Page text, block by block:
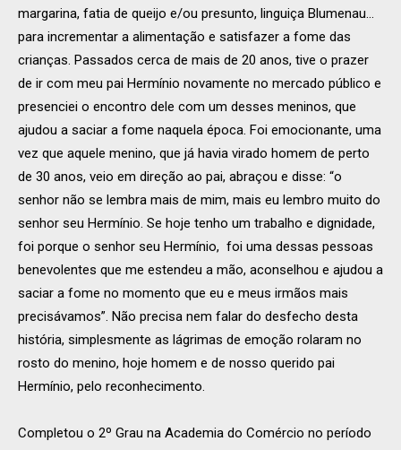
margarina, fatia de queijo e/ou presunto, linguiça Blumenau…
para incrementar a alimentação e satisfazer a fome das
crianças. Passados cerca de mais de 20 anos, tive o prazer
de ir com meu pai Hermínio novamente no mercado público e
presenciei o encontro dele com um desses meninos, que
ajudou a saciar a fome naquela época. Foi emocionante, uma
vez que aquele menino, que já havia virado homem de perto
de 30 anos, veio em direção ao pai, abraçou e disse: “o
senhor não se lembra mais de mim, mais eu lembro muito do
senhor seu Hermínio. Se hoje tenho um trabalho e dignidade,
foi porque o senhor seu Hermínio, foi uma dessas pessoas
benevolentes que me estendeu a mão, aconselhou e ajudou a
saciar a fome no momento que eu e meus irmãos mais
precisávamos”. Não precisa nem falar do desfecho desta
história, simplesmente as lágrimas de emoção rolaram no
rosto do menino, hoje homem e de nosso querido pai
Hermínio, pelo reconhecimento.
Completou o 2º Grau na Academia do Comércio no período